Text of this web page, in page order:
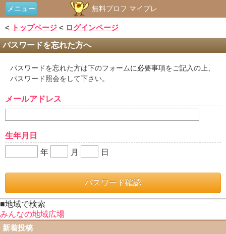
メニュー 無料プロフ マイプレ
< トップページ < ログインページ
パスワードを忘れた方へ
パスワードを忘れた方は下のフォームに必要事項をご記入の上、
パスワード照会をして下さい。
メールアドレス
生年月日
年
月 日
■地域で検索
みんなの地域広場
新着投稿